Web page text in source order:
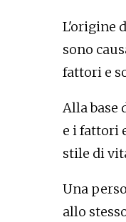
L'origine
sono
fattori e
Alla base
e i fattori
stile di
Una
allo